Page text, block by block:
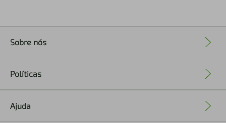
Sobre nós
Políticas
Ajuda